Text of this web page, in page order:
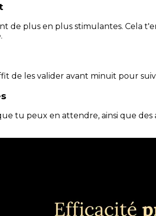
de plus en plus stimulantes. Cela
de les valider avant minuit pour
tu peux en attendre, ainsi que